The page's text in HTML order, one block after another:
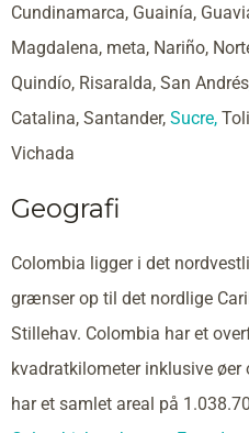
Cundinamarca, Guainía,
Magdalena, meta, Nariño,
Quindío, Risaralda, San
Catalina, Santander, Sucre,
Vichada
Geografi
Colombia ligger i det
grænser op til det nordlige
Stillehav. Colombia har et
kvadratkilometer inklusive øer
har et samlet areal på